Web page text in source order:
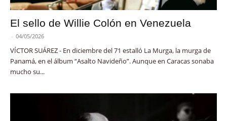
El sello de Willie Colón en Venezuela
- 04/05/2026
VÍCTOR SUÁREZ - En diciembre del 71 estalló La Murga, la murga de
Panamá, en el álbum “Asalto Navideño”. Aunque en Caracas sonaba
mucho su...